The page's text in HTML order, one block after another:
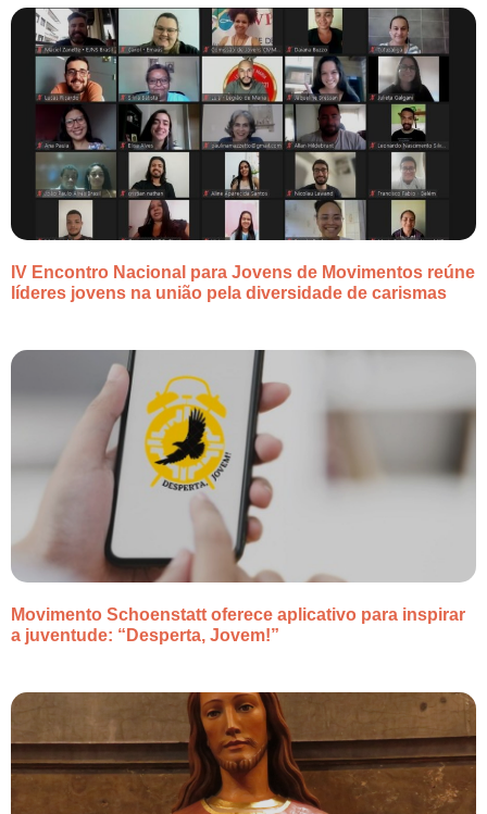
IV Encontro Nacional para Jovens de Movimentos reúne
líderes jovens na união pela diversidade de carismas
Movimento Schoenstatt oferece aplicativo para inspirar
a juventude: “Desperta, Jovem!”